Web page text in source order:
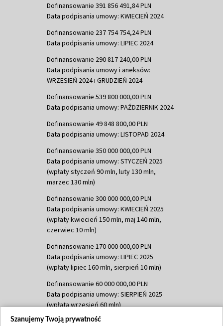
Dofinansowanie 391 856 491,84 PLN
Data podpisania umowy: KWIECIEŃ 2024
Dofinansowanie 237 754 754,24 PLN
Data podpisania umowy: LIPIEC 2024
Dofinansowanie 290 817 240,00 PLN
Data podpisania umowy i aneksów:
WRZESIEŃ 2024 i GRUDZIEŃ 2024
Dofinansowanie 539 800 000,00 PLN
Data podpisania umowy: PAŹDZIERNIK 2024
Dofinansowanie 49 848 800,00 PLN
Data podpisania umowy: LISTOPAD 2024
Dofinansowanie 350 000 000,00 PLN
Data podpisania umowy: STYCZEŃ 2025
(wpłaty styczeń 90 mln, luty 130 mln,
marzec 130 mln)
Dofinansowanie 300 000 000,00 PLN
Data podpisania umowy: KWIECIEŃ 2025
(wpłaty kwiecień 150 mln, maj 140 mln,
czerwiec 10 mln)
Dofinansowanie 170 000 000,00 PLN
Data podpisania umowy: LIPIEC 2025
(wpłaty lipiec 160 mln, sierpień 10 mln)
Dofinansowanie 60 000 000,00 PLN
Data podpisania umowy: SIERPIEŃ 2025
(wpłata wrzesień 60 mln)
Dofinansowanie 635 783 051,21 PLN
Szanujemy Twoją prywatność